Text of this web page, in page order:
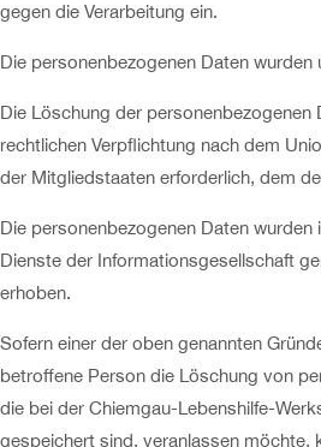
gegen die Verarbeitung ein.
Die personenbezogenen Daten
Die Löschung der personenbezogenen
rechtlichen Verpflichtung nach dem
der Mitgliedstaaten erforderlich, dem
Die personenbezogenen Daten wurden
Dienste der Informationsgesellschaft
erhoben.
Sofern einer der oben genannten
betroffene Person die Löschung von
die bei der Chiemgau-Lebenshilfe-
gespeichert sind, veranlassen möchte,